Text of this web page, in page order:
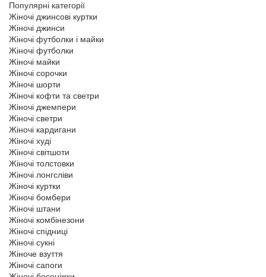
Популярні категорії
Жіночі джинсові куртки
Жіночі джинси
Жіночі футболки і майки
Жіночі футболки
Жіночі майки
Жіночі сорочки
Жіночі шорти
Жіночі кофти та светри
Жіночі джемпери
Жіночі светри
Жіночі кардигани
Жіночі худі
Жіночі світшоти
Жіночі толстовки
Жіночі лонгсліви
Жіночі куртки
Жіночі бомбери
Жіночі штани
Жіночі комбінезони
Жіночі спідниці
Жіночі сукні
Жіноче взуття
Жіночі сапоги